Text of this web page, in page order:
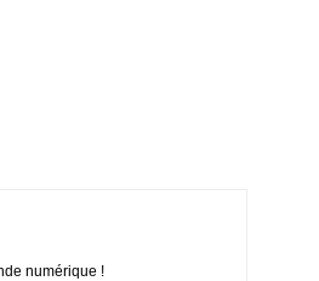
numérique !